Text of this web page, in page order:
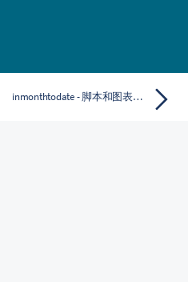
inmonthtodate - 脚本和图表函数